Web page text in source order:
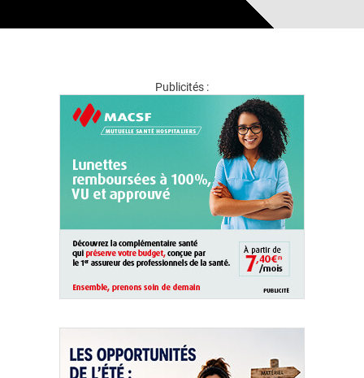
Publicités :